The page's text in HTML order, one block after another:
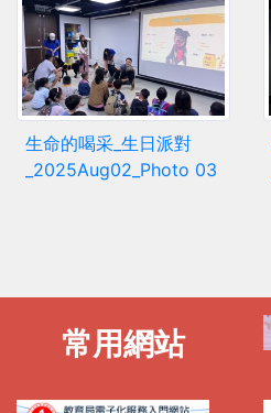
生命的喝采_生日派對
_2025Aug02_Photo 03
常用網站